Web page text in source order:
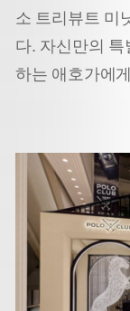
소 트리뷰트 미
다. 자신만의
하는 애호가에